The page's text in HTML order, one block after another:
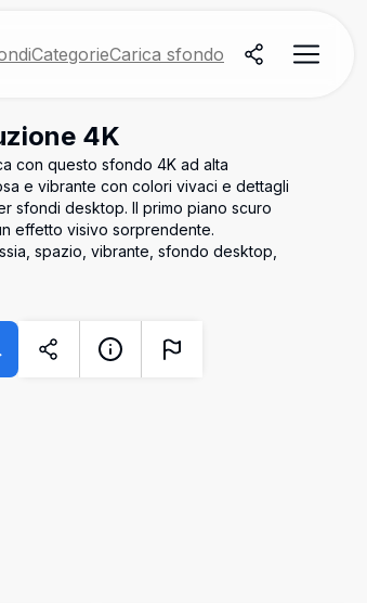
CategorieCarica sfondo
4K
con questo sfondo 4K ad alta
e vibrante con colori vivaci e dettagli
sfondi desktop. Il primo piano scuro
effetto visivo sorprendente.
spazio, vibrante, sfondo desktop,